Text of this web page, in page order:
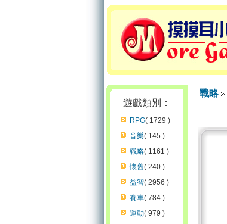
遊戲類別：
RPG( 1729 )
音樂( 145 )
戰略( 1161 )
懷舊( 240 )
益智( 2956 )
賽車( 784 )
運動( 979 )
戰略